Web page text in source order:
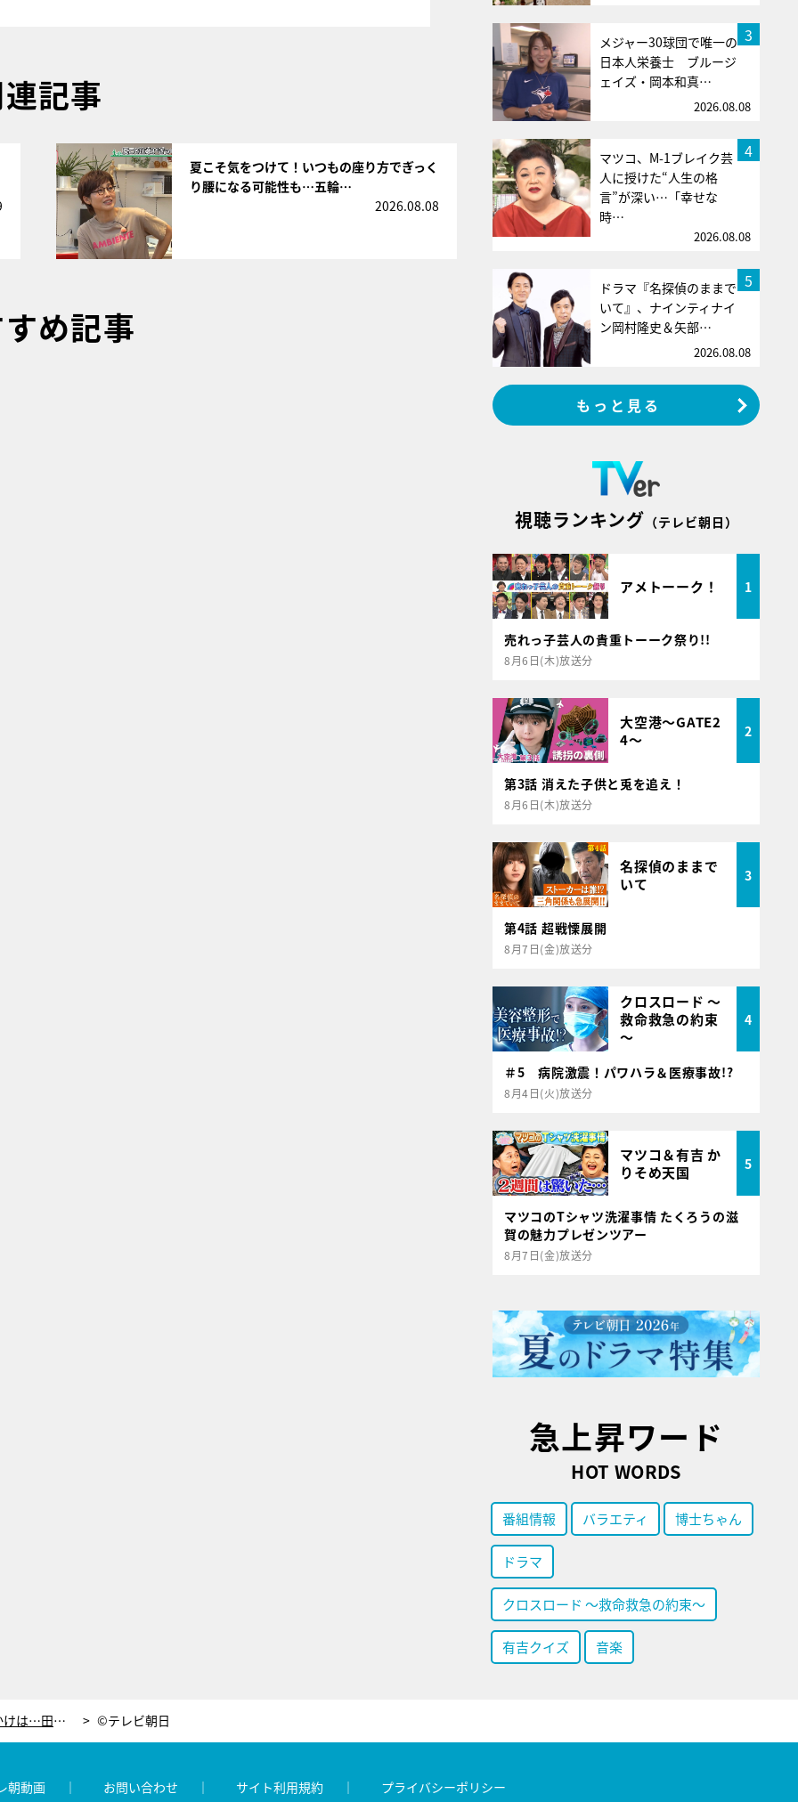
記事
夏こそ気をつけて！いつもの座り方でぎっく
り腰になる可能性も…五輪…
2026.08.08
め記事
3
メジャー30球団で唯一の
日本人栄養士 ブルージ
ェイズ・岡本和真…
2026.08.08
4
マツコ、M-1ブレイク芸
人に授けた“人生の格
言”が深い…「幸せな
時…
2026.08.08
5
ドラマ『名探偵のままで
いて』、ナインティナイ
ン岡村隆史＆矢部…
2026.08.08
もっと見る
視聴ランキング （テレビ朝日）
アメトーーク！ 1
売れっ子芸人の貴重トーーク祭り!!
8月6日(木)放送分
大空港～GATE2
4～
2
第3話 消えた子供と兎を追え！
8月6日(木)放送分
名探偵のままで
いて
3
第4話 超戦慄展開
8月7日(金)放送分
クロスロード ～
救命救急の約束
～
4
＃5 病院激震！パワハラ＆医療事故!?
8月4日(火)放送分
マツコ＆有吉 か
りそめ天国
5
マツコのTシャツ洗濯事情 たくろうの滋
賀の魅力プレゼンツアー
8月7日(金)放送分
急上昇ワード
HOT WORDS
番組情報 バラエティ 博士ちゃん
ドラマ
クロスロード ～救命救急の約束～
有吉クイズ 音楽
野村宏伸、ドン底から復活のきっかけは…田原俊彦との10年ぶりの再会 ©テレビ朝日
朝動画 お問い合わせ サイト利用規約 プライバシーポリシー